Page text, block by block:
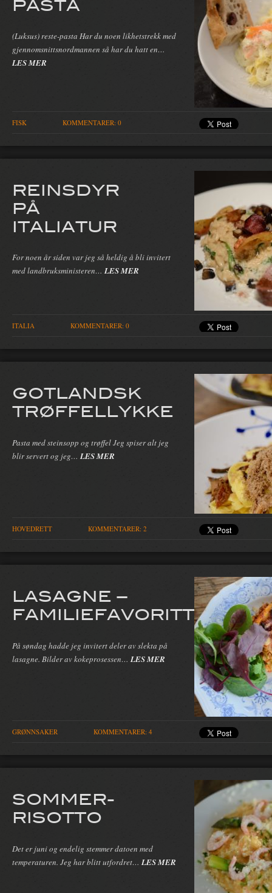
(Luksus) reste-pasta Har du noen likhetstrekk med
gjennomsnittsnordmannen så har du hatt en…
LES MER
FISK KOMMENTARER: 0
REINSDYR
PÅ
ITALIATUR
For noen år siden var jeg så heldig å bli invitert
med landbruksministeren… LES MER
ITALIA KOMMENTARER: 0
GOTLANDSK
TRØFFELLYKKE
Pasta med steinsopp og trøffel Jeg spiser alt jeg
blir servert og jeg… LES MER
HOVEDRETT KOMMENTARER: 2
LASAGNE –
FAMILIEFAVORITTEN
På søndag hadde jeg invitert deler av slekta på
lasagne. Bilder av kokeprosessen… LES MER
GRØNNSAKER KOMMENTARER: 4
SOMMER-
RISOTTO
Det er juni og endelig stemmer datoen med
temperaturen. Jeg har blitt utfordret… LES MER